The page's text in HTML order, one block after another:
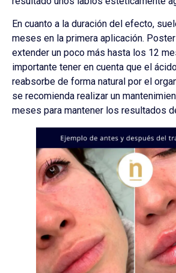
En cuanto a la duración del efecto,
meses en la primera aplicación.
extender un poco más hasta los 12
importante tener en cuenta que el
reabsorbe de forma natural por el
se recomienda realizar un
meses para mantener los resultados